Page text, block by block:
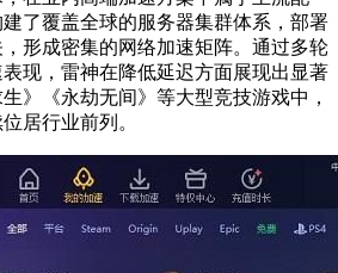
了覆盖全球的服务器集群体系，部署
形成密集的网络加速矩阵。通过多轮
现，雷神在降低延迟方面展现出显著
》《永劫无间》等大型竞技游戏中，
居行业前列。